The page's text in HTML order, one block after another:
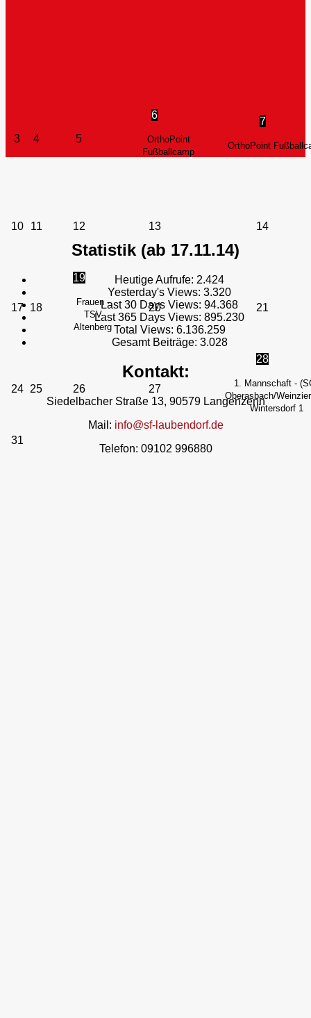
3 4 5
6
OrthoPoint
Fußballcamp
7
OrthoPoint
10 11 12 13 14
17 18
19
Frauen -
TSV
Altenberg
20 21
24 25 26 27
28
1. Mannschaft -
Oberasbach/
Wintersdorf 1
31
Statistik (ab 17.11.14)
Heutige Aufrufe: 2.424
Yesterday's Views: 3.320
Last 30 Days Views: 94.368
Last 365 Days Views: 895.230
Total Views: 6.136.259
Gesamt Beiträge: 3.028
Kontakt:
Siedelbacher Straße 13, 90579 Langenzenn
Mail: info@sf-laubendorf.de
Telefon: 09102 996880